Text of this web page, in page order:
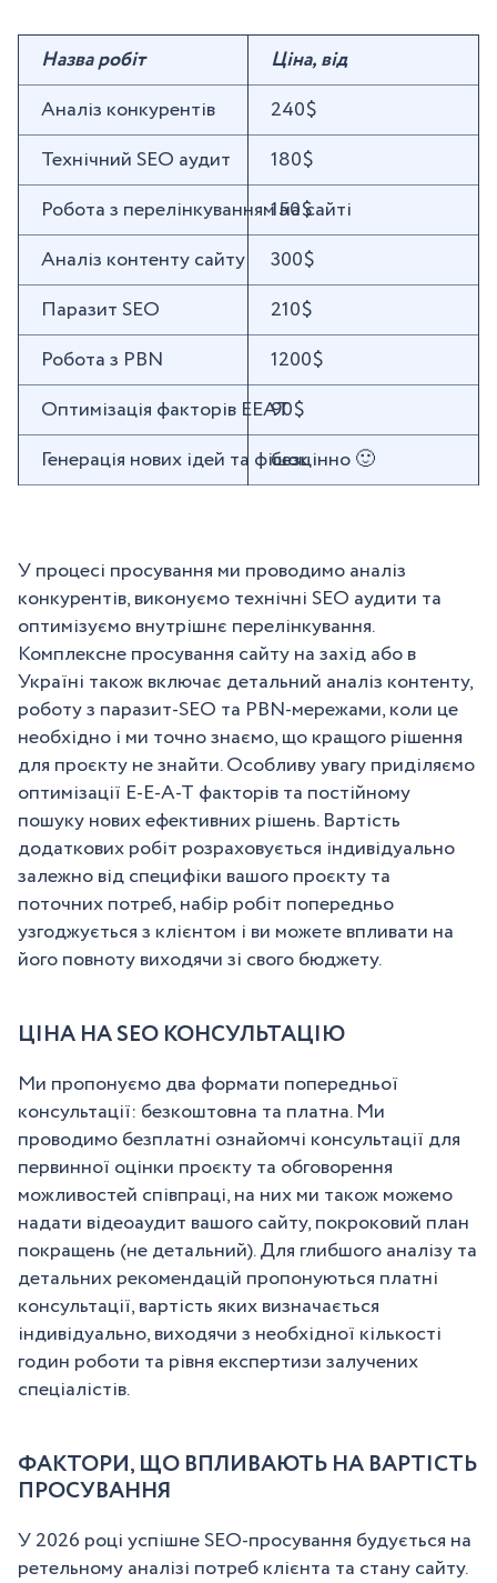
Назва робіт
Ціна, від
Аналіз конкурентів
240$
Технічний SEO аудит
180$
Робота з перелінкуванням на сайті
150$
Аналіз контенту сайту
300$
Паразит SEO
210$
Робота з PBN
1200$
Оптимізація факторів EEAT90$
Генерація нових ідей та фішокбезцінно 🙂
У процесі просування ми проводимо аналіз
конкурентів, виконуємо технічні SEO аудити та
оптимізуємо внутрішнє перелінкування.
Комплексне просування сайту на захід або в
Україні також включає детальний аналіз контенту,
роботу з паразит-SEO та PBN-мережами, коли це
необхідно і ми точно знаємо, що кращого рішення
для проєкту не знайти. Особливу увагу приділяємо
оптимізації E-E-A-T факторів та постійному
пошуку нових ефективних рішень. Вартість
додаткових робіт розраховується індивідуально
залежно від специфіки вашого проєкту та
поточних потреб, набір робіт попередньо
узгоджується з клієнтом і ви можете впливати на
його повноту виходячи зі свого бюджету.
ЦІНА НА SEO КОНСУЛЬТАЦІЮ
Ми пропонуємо два формати попередньої
консультації: безкоштовна та платна. Ми
проводимо безплатні ознайомчі консультації для
первинної оцінки проєкту та обговорення
можливостей співпраці, на них ми також можемо
надати відеоаудит вашого сайту, покроковий план
покращень (не детальний). Для глибшого аналізу та
детальних рекомендацій пропонуються платні
консультації, вартість яких визначається
індивідуально, виходячи з необхідної кількості
годин роботи та рівня експертизи залучених
спеціалістів.
ФАКТОРИ, ЩО ВПЛИВАЮТЬ НА ВАРТІСТЬ
ПРОСУВАННЯ
У 2026 році успішне SEO-просування будується на
ретельному аналізі потреб клієнта та стану сайту.